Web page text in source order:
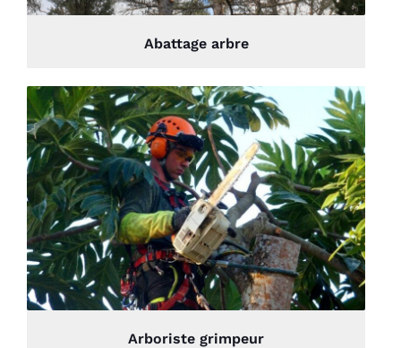
Abattage arbre
Arboriste grimpeur